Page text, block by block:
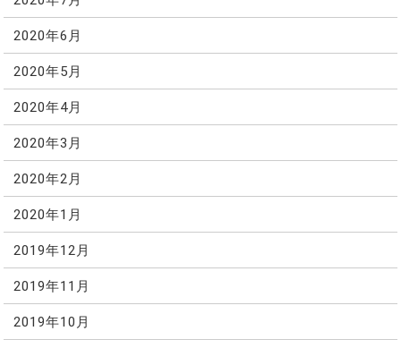
2020年6月
2020年5月
2020年4月
2020年3月
2020年2月
2020年1月
2019年12月
2019年11月
2019年10月